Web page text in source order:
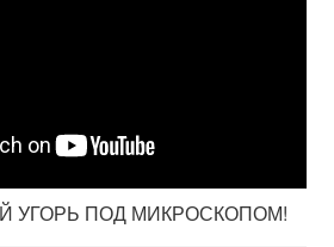
УГОРЬ ПОД МИКРОСКОПОМ!